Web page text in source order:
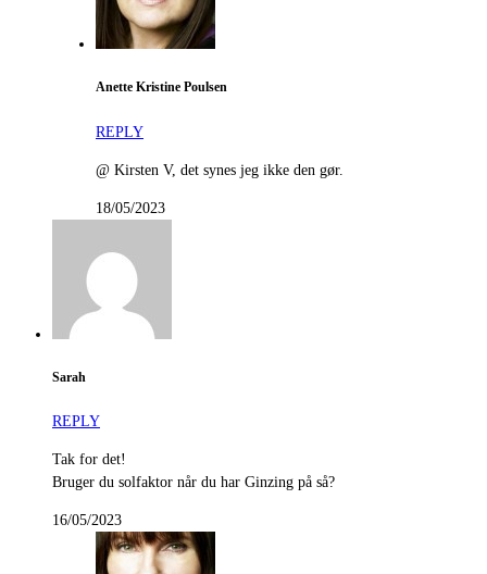
Anette Kristine Poulsen
REPLY
@ Kirsten V, det synes jeg ikke den gør.
18/05/2023
Sarah
REPLY
Tak for det!
Bruger du solfaktor når du har Ginzing på så?
16/05/2023